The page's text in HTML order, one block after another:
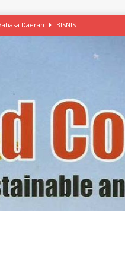
Daerah BISNIS
Dukung Seafood Berkelanjutan
Talas Kimpul Pilihan Menu Sehat
Lampung Kenalkan Sosmocaf
Raksasa Rp1.100 Triliun